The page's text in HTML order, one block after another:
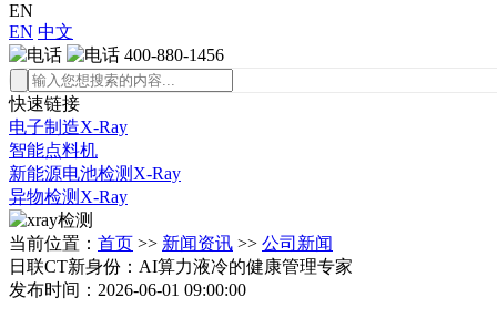
EN
EN 中文
400-880-1456
快速链接
电子制造X-Ray
智能点料机
新能源电池检测X-Ray
异物检测X-Ray
当前位置： 首页 >> 新闻资讯 >> 公司新闻
日联CT新身份：AI算力液冷的健康管理专家
发布时间：2026-06-01 09:00:00